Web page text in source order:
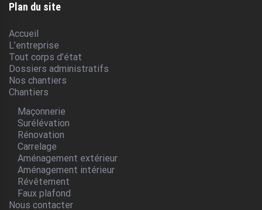
Plan du site
Accueil
L’entreprise
Tout corps d’état
Dossiers administratifs
Nos chantiers
Chantiers
Maçonnerie
Surélévation
Rénovation
Carrelage
Aménagement extérieur
Aménagement intérieur
Révêtement
Faux plafond
Nous contacter